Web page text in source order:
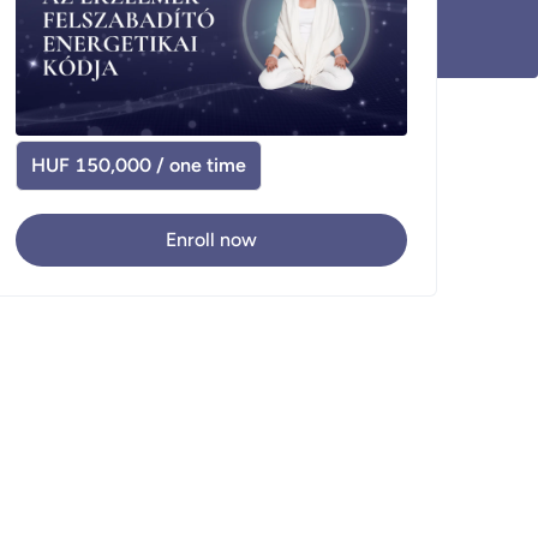
HUF 150,000 / one time
Enroll now